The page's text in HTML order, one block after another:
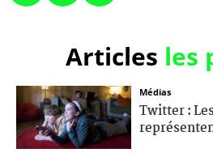
Articles les
Médias
Twitter :